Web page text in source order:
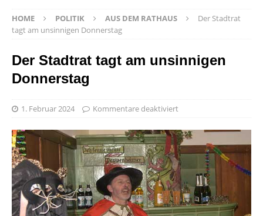
HOME POLITIK AUS DEM RATHAUS
Der Stadtrat
tagt am unsinnigen Donnerstag
Der Stadtrat tagt am unsinnigen
Donnerstag
1. Februar 2024 Kommentare deaktiviert